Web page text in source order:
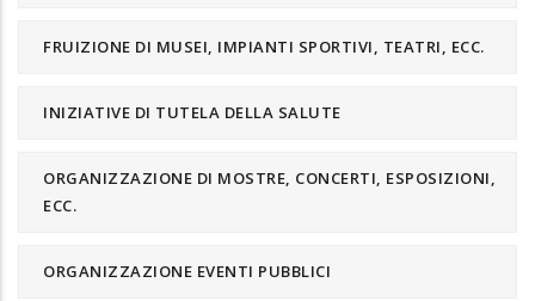
FRUIZIONE DI MUSEI, IMPIANTI SPORTIVI, TEATRI, ECC.
INIZIATIVE DI TUTELA DELLA SALUTE
ORGANIZZAZIONE DI MOSTRE, CONCERTI, ESPOSIZIONI,
ECC.
ORGANIZZAZIONE EVENTI PUBBLICI